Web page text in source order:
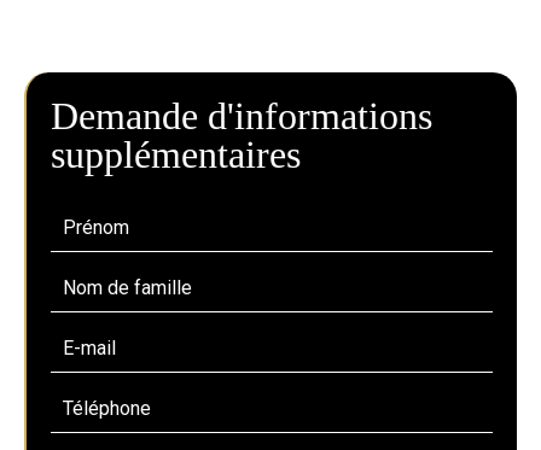
Demande d'informations
supplémentaires